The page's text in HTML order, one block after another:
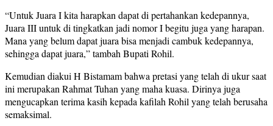
“Untuk Juara I kita harapkan dapat di pertahankan kedepannya,
Juara III untuk di tingkatkan jadi nomor I begitu juga yang harapan.
Mana yang belum dapat juara bisa menjadi cambuk kedepannya,
sehingga dapat juara,” tambah Bupati Rohil.
Kemudian diakui H Bistamam bahwa pretasi yang telah di ukur saat
ini merupakan Rahmat Tuhan yang maha kuasa. Dirinya juga
mengucapkan terima kasih kepada kafilah Rohil yang telah berusaha
semaksimal.